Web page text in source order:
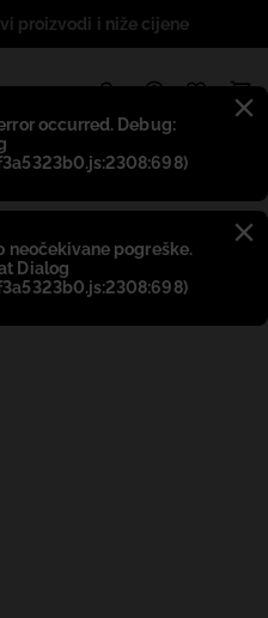
occurred. Debug:
neočekivane pogreške.
Dialog
proizvodi i niže cijene